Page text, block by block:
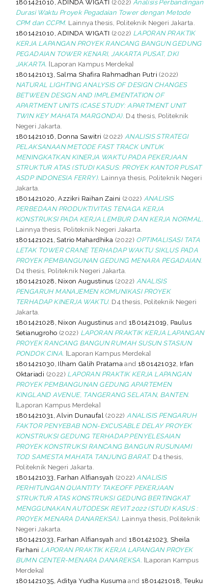
1801421010, ADINDA WIGATI (2022) Analisis Perbandingan
Durasi Waktu Proyek Pegadaian Tower dengan Metode
CPM dan CCPM. Lainnya thesis, Politeknik Negeri Jakarta.
1801421010, ADINDA WIGATI (2022) LAPORAN PRAKTIK
KERJA LAPANGAN PROYEK RANCANG BANGUN GEDUNG
PEGADAIAN TOWER KENARI, JAKARTA PUSAT, DKI
JAKARTA. [Laporan Kampus Merdeka]
1801421013, Salma Shafira Rahmadhan Putri (2022)
NATURAL LIGHTING ANALYSIS OF DESIGN CHANGES
BETWEEN DESIGN AND IMPLEMENTATION OF
APARTMENT UNITS (CASE STUDY: APARTMENT UNIT
TWIN KEY MAHATA MARGONDA). D4 thesis, Politeknik
Negeri Jakarta.
1801421016, Donna Sawitri (2022) ANALISIS STRATEGI
PELAKSANAAN METODE FAST TRACK UNTUK
MENINGKATKAN KINERJA WAKTU PADA PEKERJAAN
STRUKTUR ATAS (STUDI KASUS: PROYEK KANTOR PUSAT
ASDP INDONESIA FERRY). Lainnya thesis, Politeknik Negeri
Jakarta.
1801421020, Azzikri Raihan Zaini (2022) ANALISIS
PERBEDAAN PRODUKTIVITAS TENAGA KERJA
KONSTRUKSI PADA KERJA LEMBUR DAN KERJA NORMAL.
Lainnya thesis, Politeknik Negeri Jakarta.
1801421021, Satrio Mahardhika (2022) OPTIMALISASI TATA
LETAK TOWER CRANE TERHADAP WAKTU SIKLUS PADA
PROYEK PEMBANGUNAN GEDUNG MENARA PEGADAIAN.
D4 thesis, Politeknik Negeri Jakarta.
1801421028, Nixon Augustinus (2022) ANALISIS
PENGARUH MANAJEMEN KOMUNIKASI PROYEK
TERHADAP KINERJA WAKTU. D4 thesis, Politeknik Negeri
Jakarta.
1801421028, Nixon Augustinus and 1801421019, Paulus
Setianugroho (2022) LAPORAN PRAKTIK KERJA LAPANGAN
PROYEK RANCANG BANGUN RUMAH SUSUN STASIUN
PONDOK CINA. [Laporan Kampus Merdeka]
1801421030, Ilham Galih Pratama and1801421032, Irfan
Oktariadi (2022) LAPORAN PRAKTIK KERJA LAPANGAN
PROYEK PEMBANGUNAN GEDUNG APARTEMEN
KINGLAND AVENUE, TANGERANG SELATAN, BANTEN.
[Laporan Kampus Merdeka]
1801421031, Alvin Dunaufal (2022) ANALISIS PENGARUH
FAKTOR PENYEBAB NON-EXCUSABLE DELAY PROYEK
KONSTRUKSI GEDUNG TERHADAP PENYELESAIAN
PROYEK KONSTRUKSI RANCANG BANGUN RUSUNAMI
TOD SAMESTA MAHATA TANJUNG BARAT. D4 thesis,
Politeknik Negeri Jakarta.
1801421033, Farhan Alfiansyah (2022) ANALISIS
PERHITUNGAN QUANTITY TAKEOFF PEKERJAAN
STRUKTUR ATAS KONSTRUKSI GEDUNG BERTINGKAT
MENGGUNAKAN AUTODESK REVIT 2022 (STUDI KASUS :
PROYEK MENARA DANAREKSA). Lainnya thesis, Politeknik
Negeri Jakarta.
1801421033, Farhan Alfiansyah and1801421023, Sheila
Farhani LAPORAN PRAKTIK KERJA LAPANGAN PROYEK
BUMN CENTER-MENARA DANAREKSA. [Laporan Kampus
Merdeka]
1801421035, Aditya Yudha Kusuma and1801421018, Teuku